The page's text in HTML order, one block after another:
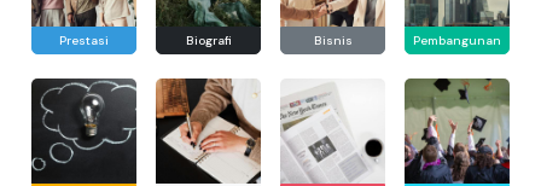
Prestasi Biografi Bisnis Pembangunan